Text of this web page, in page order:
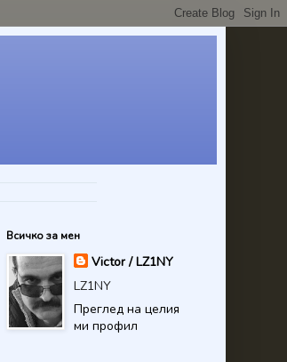
Всичко за мен
Victor / LZ1NY
LZ1NY
Преглед на целия
ми профил